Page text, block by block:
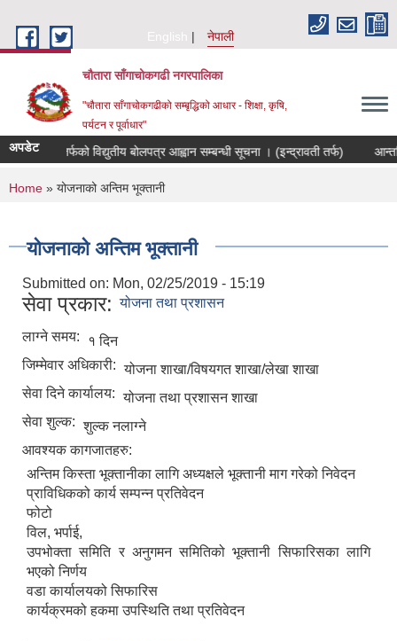
English
नेपाली
चौतारा साँगाचोकगढी नगरपालिका
"चौतारा साँगाचोकगढीको सम्बृद्धिको आधार - शिक्षा, कृषि,
पर्यटन र पूर्वाधार"
अपडेट
आय तर्फको विद्युतीय बोलपत्र आह्वान सम्बन्धी सूचना । (इन्द्रावती तर्फ)
You are here
Home » योजनाको अन्तिम भूक्तानी
योजनाको अन्तिम भूक्तानी
Submitted on: Mon, 02/25/2019 - 15:19
सेवा प्रकार: योजना तथा प्रशासन
लाग्ने समय:
१ दिन
जिम्मेवार अधिकारी: योजना शाखा/विषयगत शाखा/लेखा शाखा
सेवा दिने कार्यालय: योजना तथा प्रशासन शाखा
सेवा शुल्क: शुल्क नलाग्ने
आवश्यक कागजातहरु:
अन्तिम किस्ता भूक्तानीका लागि अध्यक्षले भूक्तानी माग गरेको निवेदन
प्राविधिकको कार्य सम्पन्न प्रतिवेदन
फोटो
विल, भर्पाई,
उपभोक्ता समिति र अनुगमन समितिको भूक्तानी सिफारिसका लागि
भएको निर्णय
वडा कार्यालयको सिफारिस
कार्यक्रमको हकमा उपस्थिति तथा प्रतिवेदन